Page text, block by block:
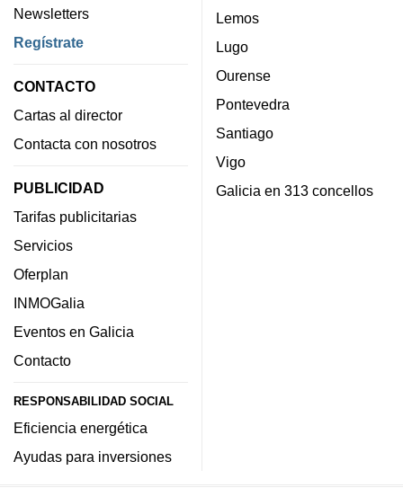
Newsletters
Regístrate
CONTACTO
Cartas al director
Contacta con nosotros
PUBLICIDAD
Tarifas publicitarias
Servicios
Oferplan
INMOGalia
Eventos en Galicia
Contacto
RESPONSABILIDAD SOCIAL
Eficiencia energética
Ayudas para inversiones
Lemos
Lugo
Ourense
Pontevedra
Santiago
Vigo
Galicia en 313 concellos